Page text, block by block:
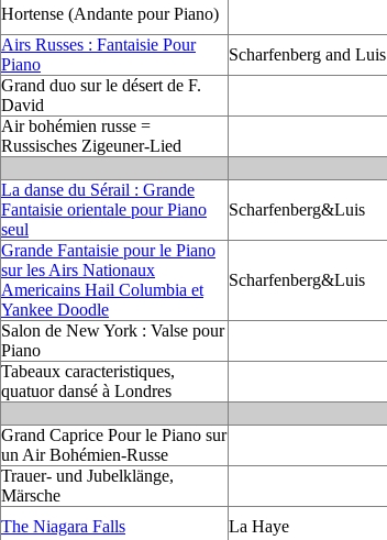
Hortense (Andante pour Piano)
Airs Russes : Fantaisie Pour
Piano
Scharfenberg and Luis
Grand duo sur le désert de F.
David
Air bohémien russe =
Russisches Zigeuner-Lied
La danse du Sérail : Grande
Fantaisie orientale pour Piano
seul
Scharfenberg&Luis
Grande Fantaisie pour le Piano
sur les Airs Nationaux
Americains Hail Columbia et
Yankee Doodle
Scharfenberg&Luis
Salon de New York : Valse pour
Piano
Tabeaux caracteristiques,
quatuor dansé à Londres
Grand Caprice Pour le Piano sur
un Air Bohémien-Russe
Trauer- und Jubelklänge,
Märsche
The Niagara Falls La Haye